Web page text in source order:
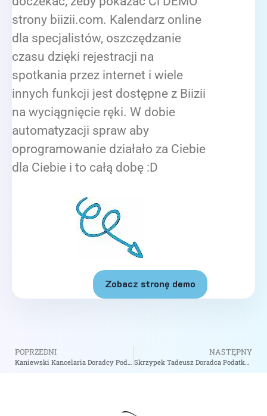
strony biizii.com. Kalendarz online
dla specjalistów, oszczędzanie
czasu dzięki rejestracji na
spotkania przez internet i wiele
innych funkcji jest dostępne z Biizii
na wyciągnięcie ręki. W dobie
automatyzacji spraw aby
oprogramowanie działało za Ciebie
dla Ciebie i to całą dobę :D
Zobacz stronę demo
POPRZEDNI
Kaniewski Kancelaria Doradcy Podatkowego – zobacz na biizii.com
NASTĘPNY
Skrzypek Tadeusz Doradca Podatkowy – zobacz na biizii.com